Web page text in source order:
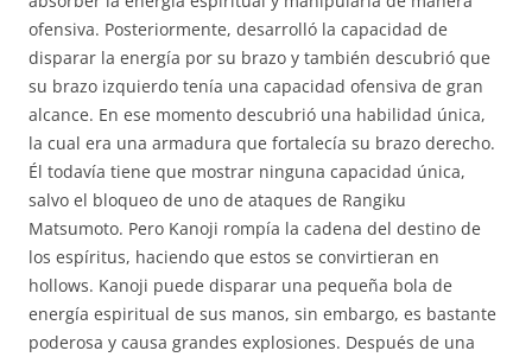
ofensiva. Posteriormente, desarrolló la capacidad de
disparar la energía por su brazo y también descubrió que
su brazo izquierdo tenía una capacidad ofensiva de gran
alcance. En ese momento descubrió una habilidad única,
la cual era una armadura que fortalecía su brazo derecho.
Él todavía tiene que mostrar ninguna capacidad única,
salvo el bloqueo de uno de ataques de Rangiku
Matsumoto. Pero Kanoji rompía la cadena del destino de
los espíritus, haciendo que estos se convirtieran en
hollows. Kanoji puede disparar una pequeña bola de
energía espiritual de sus manos, sin embargo, es bastante
poderosa y causa grandes explosiones. Después de una